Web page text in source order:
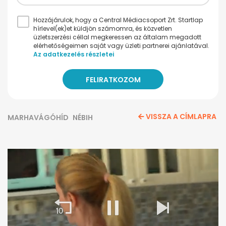
Hozzájárulok, hogy a Central Médiacsoport Zrt. Startlap
hírlevel(ek)et küldjön számomra, és közvetlen
üzletszerzési céllal megkeressen az általam megadott
elérhetőségeimen saját vagy üzleti partnerei ajánlatával.
Az adatkezelés részletei
MARHAVÁGÓHÍD NÉBIH VISSZA A CÍMLAPRA